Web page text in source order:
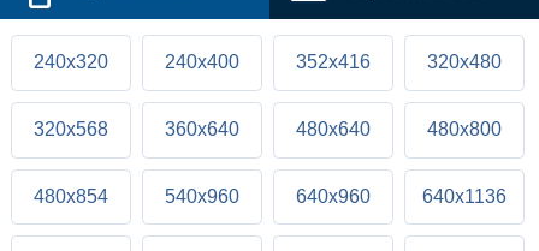
240x320 240x400 352x416 320x480
320x568 360x640 480x640 480x800
480x854 540x960 640x960 640x1136